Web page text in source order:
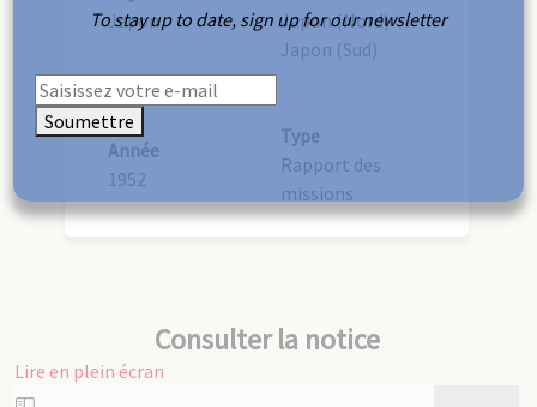
Japon
Japon (Nord)
Japon (Sud)
Année
1952
Type
Rapport des
missions
Consulter la notice
Lire en plein écran
Aller
To stay up to date, sign up for our newsletter
Soumettre